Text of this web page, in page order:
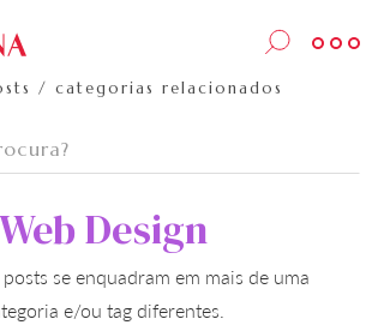
/ categorias relacionados
Web Design
se enquadram em mais de uma
e/ou tag diferentes.